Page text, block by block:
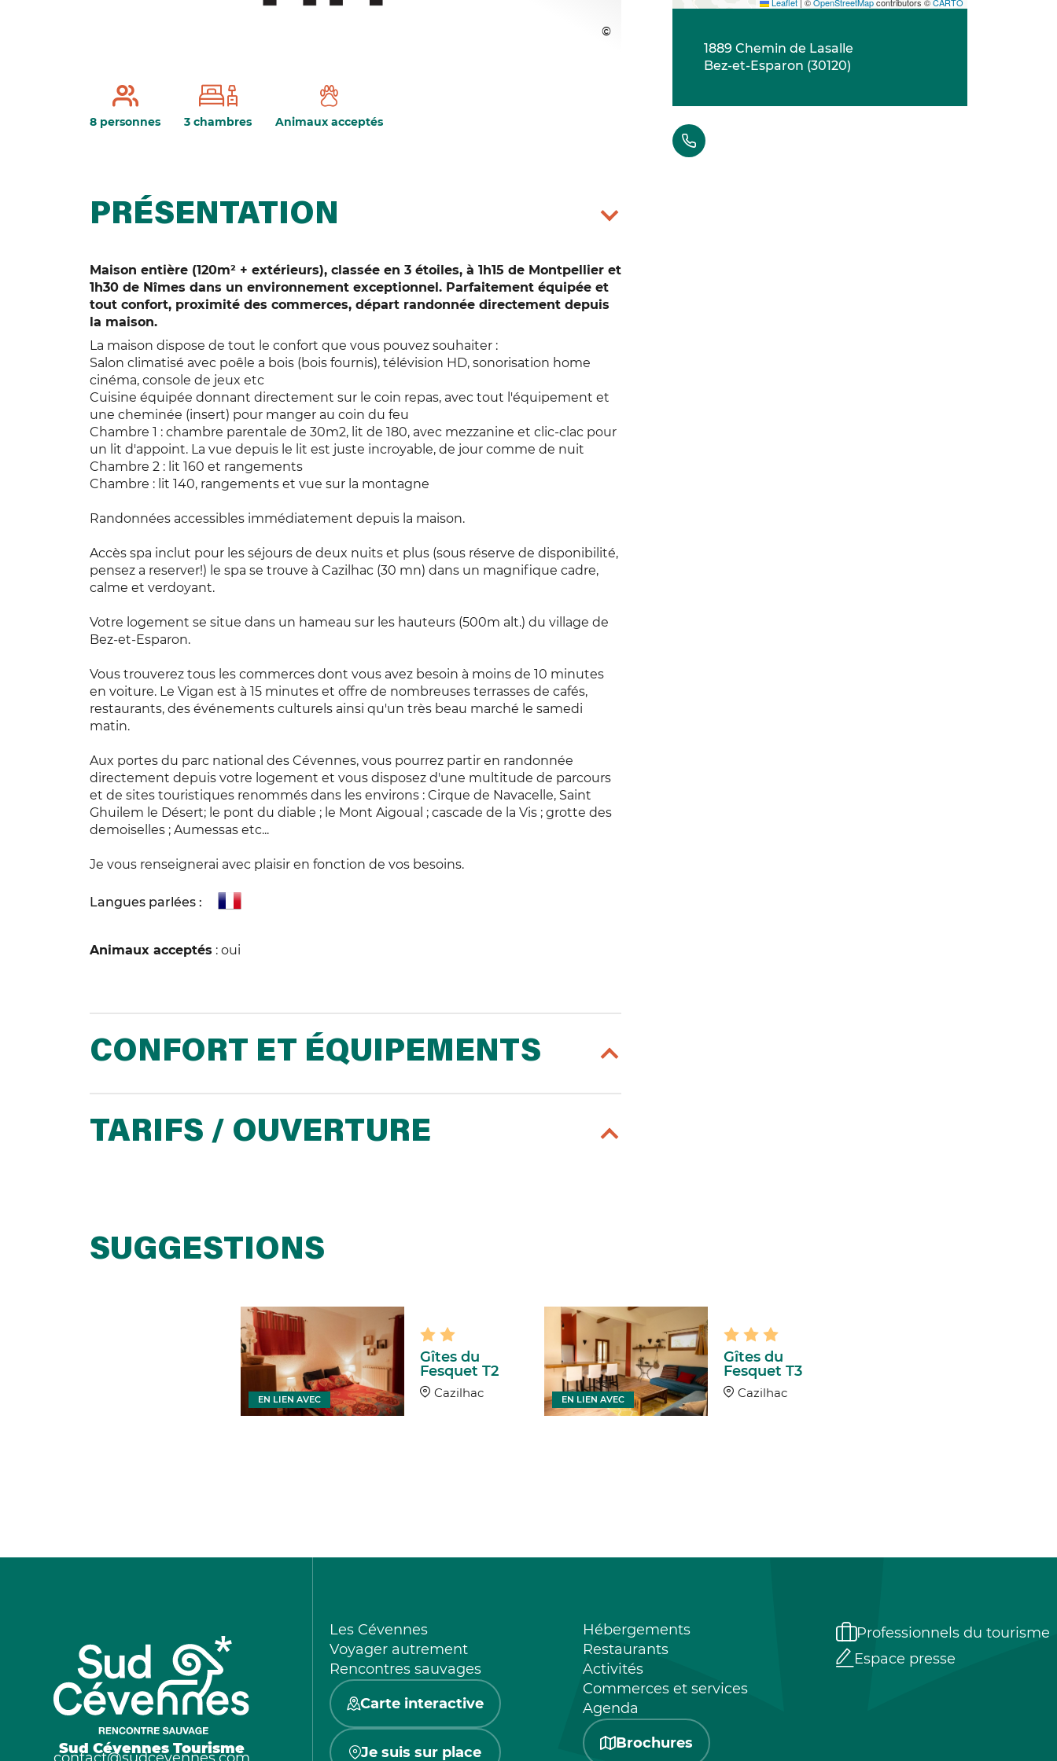
8 personnes 3 chambres Animaux acceptés
PRÉSENTATION
Maison entière (120m² + extérieurs), classée en 3 étoiles, à 1h15 de Montpellier et
1h30 de Nîmes dans un environnement exceptionnel. Parfaitement équipée et
tout confort, proximité des commerces, départ randonnée directement depuis
la maison.
La maison dispose de tout le confort que vous pouvez souhaiter :
Salon climatisé avec poêle a bois (bois fournis), télévision HD, sonorisation home
cinéma, console de jeux etc
Cuisine équipée donnant directement sur le coin repas, avec tout l'équipement et
une cheminée (insert) pour manger au coin du feu
Chambre 1 : chambre parentale de 30m2, lit de 180, avec mezzanine et clic-clac pour
un lit d'appoint. La vue depuis le lit est juste incroyable, de jour comme de nuit
Chambre 2 : lit 160 et rangements
Chambre : lit 140, rangements et vue sur la montagne
Randonnées accessibles immédiatement depuis la maison.
Accès spa inclut pour les séjours de deux nuits et plus (sous réserve de disponibilité,
pensez a reserver!) le spa se trouve à Cazilhac (30 mn) dans un magnifique cadre,
calme et verdoyant.
Votre logement se situe dans un hameau sur les hauteurs (500m alt.) du village de
Bez-et-Esparon.
Vous trouverez tous les commerces dont vous avez besoin à moins de 10 minutes
en voiture. Le Vigan est à 15 minutes et offre de nombreuses terrasses de cafés,
restaurants, des événements culturels ainsi qu'un très beau marché le samedi
matin.
Aux portes du parc national des Cévennes, vous pourrez partir en randonnée
directement depuis votre logement et vous disposez d'une multitude de parcours
et de sites touristiques renommés dans les environs : Cirque de Navacelle, Saint
Ghuilem le Désert; le pont du diable ; le Mont Aigoual ; cascade de la Vis ; grotte des
demoiselles ; Aumessas etc...
Je vous renseignerai avec plaisir en fonction de vos besoins.
Langues parlées :
Animaux acceptés : oui
CONFORT ET ÉQUIPEMENTS
TARIFS / OUVERTURE
1889 Chemin de Lasalle
Bez-et-Esparon (30120)
SUGGESTIONS
Gîtes du
Fesquet T2
Cazilhac
EN LIEN AVEC
Gîtes du
Fesquet T3
Cazilhac
EN LIEN AVEC
Sud Cévennes Tourisme
Les Cévennes
Voyager autrement
Rencontres sauvages
Carte interactive
Je suis sur place
Hébergements
Restaurants
Activités
Commerces et services
Agenda
Brochures
Professionnels du tourisme
Espace presse